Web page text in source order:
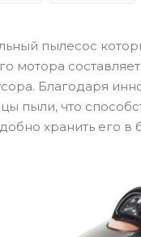
пылесос
мотора
Благодаря
пыли, что
хранить его